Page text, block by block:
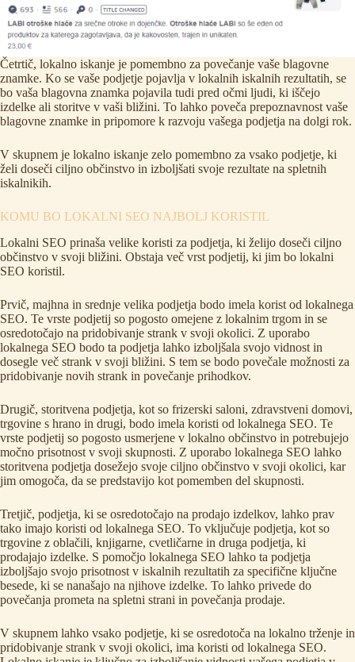
Četrtič, lokalno iskanje je pomembno za povečanje vaše blagovne
znamke. Ko se vaše podjetje pojavlja v lokalnih iskalnih rezultatih, se
bo vaša blagovna znamka pojavila tudi pred očmi ljudi, ki iščejo
izdelke ali storitve v vaši bližini. To lahko poveča prepoznavnost vaše
blagovne znamke in pripomore k razvoju vašega podjetja na dolgi rok.
V skupnem je lokalno iskanje zelo pomembno za vsako podjetje, ki
želi doseči ciljno občinstvo in izboljšati svoje rezultate na spletnih
iskalnikih.
KOMU BO LOKALNI SEO NAJBOLJ KORISTIL
Lokalni SEO prinaša velike koristi za podjetja, ki želijo doseči ciljno
občinstvo v svoji bližini. Obstaja več vrst podjetij, ki jim bo lokalni
SEO koristil.
Prvič, majhna in srednje velika podjetja bodo imela korist od lokalnega
SEO. Te vrste podjetij so pogosto omejene z lokalnim trgom in se
osredotočajo na pridobivanje strank v svoji okolici. Z uporabo
lokalnega SEO bodo ta podjetja lahko izboljšala svojo vidnost in
dosegle več strank v svoji bližini. S tem se bodo povečale možnosti za
pridobivanje novih strank in povečanje prihodkov.
Drugič, storitvena podjetja, kot so frizerski saloni, zdravstveni domovi,
trgovine s hrano in drugi, bodo imela koristi od lokalnega SEO. Te
vrste podjetij so pogosto usmerjene v lokalno občinstvo in potrebujejo
močno prisotnost v svoji skupnosti. Z uporabo lokalnega SEO lahko
storitvena podjetja dosežejo svoje ciljno občinstvo v svoji okolici, kar
jim omogoča, da se predstavijo kot pomemben del skupnosti.
Tretjič, podjetja, ki se osredotočajo na prodajo izdelkov, lahko prav
tako imajo koristi od lokalnega SEO. To vključuje podjetja, kot so
trgovine z oblačili, knjigarne, cvetličarne in druga podjetja, ki
prodajajo izdelke. S pomočjo lokalnega SEO lahko ta podjetja
izboljšajo svojo prisotnost v iskalnih rezultatih za specifične ključne
besede, ki se nanašajo na njihove izdelke. To lahko privede do
povečanja prometa na spletni strani in povečanja prodaje.
V skupnem lahko vsako podjetje, ki se osredotoča na lokalno trženje in
pridobivanje strank v svoji okolici, ima koristi od lokalnega SEO.